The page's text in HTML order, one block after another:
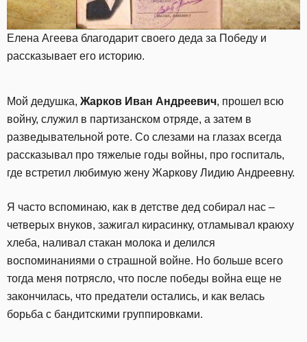
Елена Агеева благодарит своего деда за Победу и
рассказывает его историю.
Мой дедушка, Жарков Иван Андреевич, прошел всю
войну, служил в партизанском отряде, а затем в
разведывательной роте. Со слезами на глазах всегда
рассказывал про тяжелые годы войны, про госпиталь,
где встретил любимую жену Жаркову Лидию Андреевну.
Я часто вспоминаю, как в детстве дед собирал нас –
четверых внуков, зажигал кирасинку, отламывал краюху
хлеба, наливал стакан молока и делился
воспоминаниями о страшной войне. Но больше всего
тогда меня потрясло, что после победы война еще не
закончилась, что предатели остались, и как велась
борьба с бандитскими группировками.